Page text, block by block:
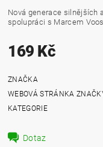
Nová generace silnějších
spolupráci s Marcem
169 Kč
ZNAČKA
WEBOVÁ STRÁNKA
KATEGORIE
Dotaz